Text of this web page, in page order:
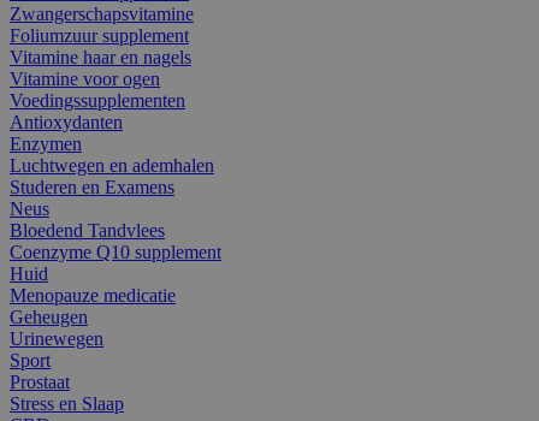
Zwangerschapsvitamine
Foliumzuur supplement
Vitamine haar en nagels
Vitamine voor ogen
Voedingssupplementen
Antioxydanten
Enzymen
Luchtwegen en ademhalen
Studeren en Examens
Neus
Bloedend Tandvlees
Coenzyme Q10 supplement
Huid
Menopauze medicatie
Geheugen
Urinewegen
Sport
Prostaat
Stress en Slaap